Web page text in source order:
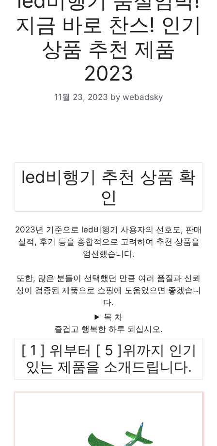
지금 바로 찬스! 인기
상품 추천 제품
2023
11월 23, 2023 by webadsky
led비행기 추천 상품 확
인
2023년 기준으로 led비행기 사용자의 선호도, 판매
실적, 후기 등을 종합적으로 고려하여 추천 상품을
엄선했습니다.
또한, 많은 분들이 선택했던 만큼 여러 품질과 신뢰
성이 검증된 제품으로 쇼핑에 도움었으면 좋겠습니
다.
목 차
즐겁고 행복한 하루 되십시오.
[ 1 ] 위부터 [ 5 ]위까지 인기
있는 제품을 소개드립니다.